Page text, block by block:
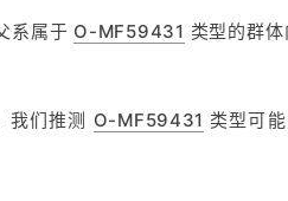
系属于 O-MF59431 类型的群
我们推测 O-MF59431 类型可